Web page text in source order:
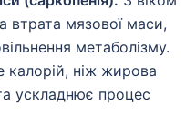
втрата мязової маси,
метаболізму.
ніж жирова
ускладнює процес